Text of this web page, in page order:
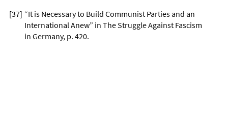
[37] “It is Necessary to Build Communist Parties and an
International Anew” in The Struggle Against Fascism
in Germany, p. 420.